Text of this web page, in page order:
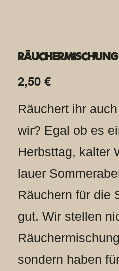
Räuchermischung
2,50 €
Räuchert ihr
wir? Egal ob es
Herbsttag, kalter
lauer
Räuchern für die
gut. Wir stellen
sondern haben